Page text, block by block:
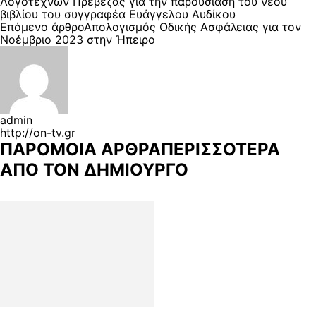
βιβλίου του συγγραφέα Ευάγγελου Αυδίκου
Επόμενο άρθροΑπολογισμός Οδικής Ασφάλειας για τον
Νοέμβριο 2023 στην Ήπειρο
admin
http://on-tv.gr
ΠΑΡΟΜΟΙΑ ΑΡΘΡΑΠΕΡΙΣΣΟΤΕΡΑ
ΑΠΟ ΤΟΝ ΔΗΜΙΟΥΡΓΟ